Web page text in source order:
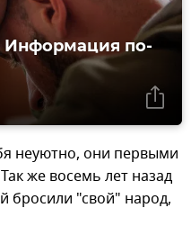
Информация по-
неуютно, они первыми
же восемь лет назад
бросили "свой" народ,